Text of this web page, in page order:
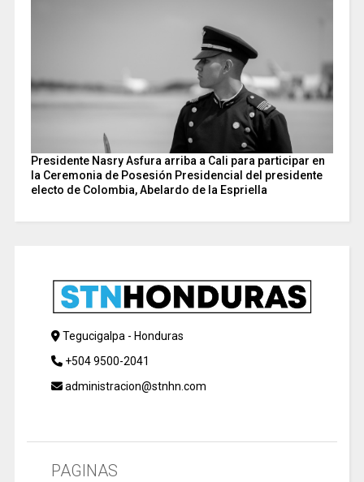
Presidente Nasry Asfura arriba a Cali para participar en
la Ceremonia de Posesión Presidencial del presidente
electo de Colombia, Abelardo de la Espriella
Tegucigalpa - Honduras
+504 9500-2041
administracion@stnhn.com
PAGINAS